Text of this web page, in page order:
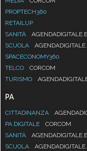
PROPTECH360
RETAILUP
SANITÀ
SCUOLA
SPACECONOMY360
TELCO
CORCOM
TURISMO
PA
CITTADINANZA
PA DIGITALE
CORCOM
SANITÀ
SCUOLA